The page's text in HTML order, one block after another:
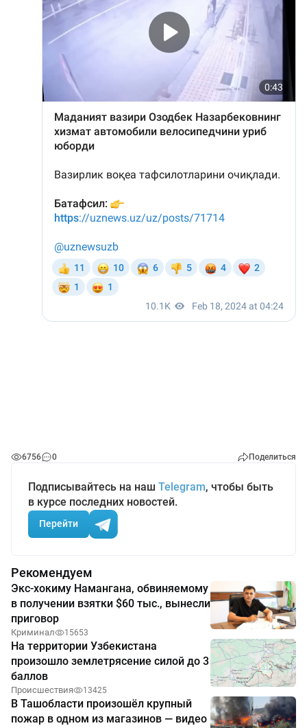
6756 0 Поделиться
Подписывайтесь на наш Telegram, чтобы быть
в курсе последних новостей.
Перейти
Рекомендуем
Экс-хокиму Намангана, обвиняемому
в получении взятки $60 тыс., вынесли
приговор
Криминал 15653
На территории Узбекистана
произошло землетрясение силой до 3
баллов
Происшествия 13425
В Ташобласти произошёл крупный
пожар в одном из магазинов — видео